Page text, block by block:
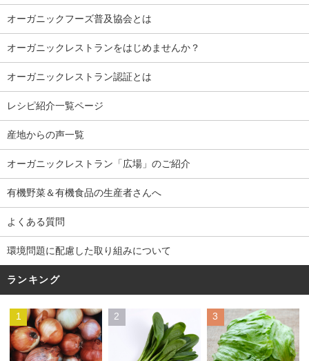
オーガニックフーズ普及協会とは
オーガニックレストランをはじめませんか？
オーガニックレストラン認証とは
レシピ紹介一覧ページ
産地からの声一覧
オーガニックレストラン「広場」のご紹介
有機野菜＆有機食品の生産者さんへ
よくある質問
環境問題に配慮した取り組みについて
ランキング
1 2 3